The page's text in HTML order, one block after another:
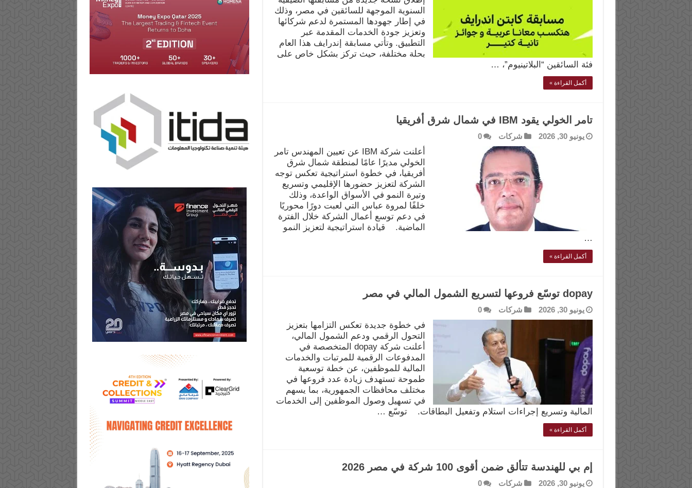
السنوية الموجهة للسائقين في مصر، وذلك
في إطار جهودها المستمرة لدعم شركائها
وتعزيز جودة الخدمات المقدمة عبر
التطبيق. وتأتي مسابقة إندرايف هذا العام
بحلة مختلفة، حيث تركز بشكل خاص على
فئة السائقين “البلاتينيوم”، …
أكمل القراءة »
تامر الخولي يقود IBM في شمال شرق أفريقيا
يونيو 30, 2026 شركات 0
أعلنت شركة IBM عن تعيين المهندس تامر
الخولي مديرًا عامًا لمنطقة شمال شرق
أفريقيا، في خطوة استراتيجية تعكس توجه
الشركة لتعزيز حضورها الإقليمي وتسريع
وتيرة النمو في الأسواق الواعدة، وذلك
خلفًا لمروة عباس التي لعبت دورًا محوريًا
في دعم توسع أعمال الشركة خلال الفترة
الماضية. قيادة استراتيجية لتعزيز النمو
…
أكمل القراءة »
dopay توسّع فروعها لتسريع الشمول المالي في مصر
يونيو 30, 2026 شركات 0
في خطوة جديدة تعكس التزامها بتعزيز
التحول الرقمي ودعم الشمول المالي،
أعلنت شركة dopay المتخصصة في
المدفوعات الرقمية للمرتبات والخدمات
المالية للموظفين، عن خطة توسعية
طموحة تستهدف زيادة عدد فروعها في
مختلف محافظات الجمهورية، بما يسهم
في تسهيل وصول الموظفين إلى الخدمات
المالية وتسريع إجراءات استلام وتفعيل البطاقات. توسّع …
أكمل القراءة »
إم بي للهندسة تتألق ضمن أقوى 100 شركة في مصر 2026
يونيو 30, 2026 شركات 0